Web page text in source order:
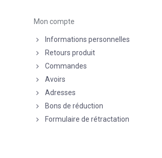
Mon compte
Informations personnelles
Retours produit
Commandes
Avoirs
Adresses
Bons de réduction
Formulaire de rétractation